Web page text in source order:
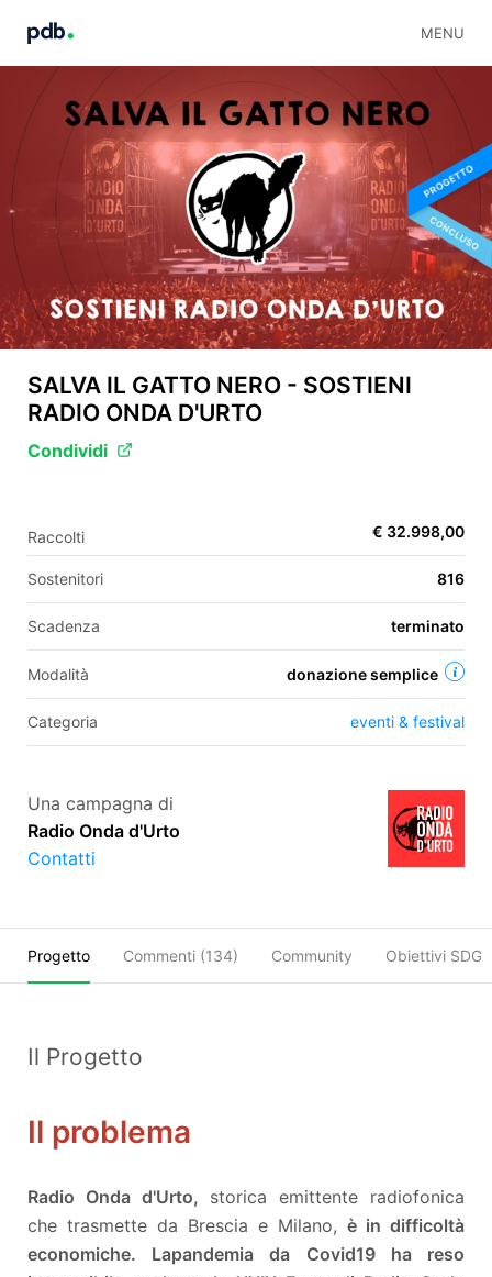
MENU
SALVA IL GATTO NERO - SOSTIENI
RADIO ONDA D'URTO
Condividi
Raccolti € 32.998,00
Sostenitori 816
Scadenza terminato
Modalità donazione semplice
Categoria eventi & festival
Una campagna di
Radio Onda d'Urto
Contatti
Progetto Commenti (134) Community Obiettivi SDGs
Il Progetto
Il problema
Radio Onda d'Urto, storica emittente radiofonica
che trasmette da Brescia e Milano, è in difficoltà
economiche. Lapandemia da Covid19 ha reso